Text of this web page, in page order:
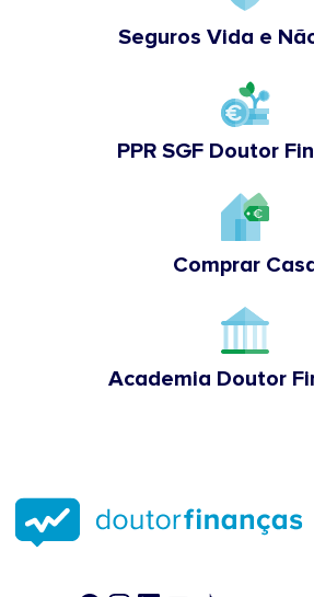
Seguros Vida e
PPR SGF Doutor
Comprar
Academia Doutor